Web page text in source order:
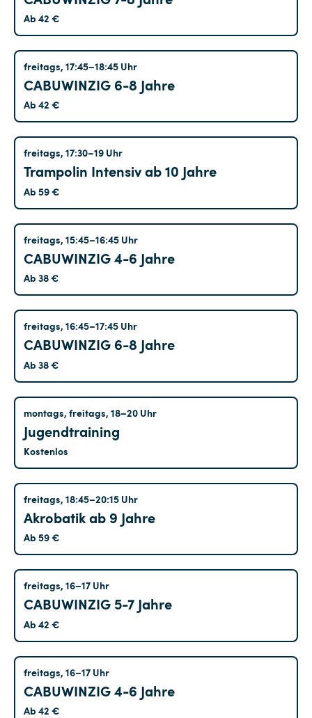
Ab 42 €
freitags, 17:45–18:45 Uhr
CABUWINZIG 6-8 Jahre
Ab 42 €
freitags, 17:30–19 Uhr
Trampolin Intensiv ab 10 Jahre
Ab 59 €
freitags, 15:45–16:45 Uhr
CABUWINZIG 4-6 Jahre
Ab 38 €
freitags, 16:45–17:45 Uhr
CABUWINZIG 6-8 Jahre
Ab 38 €
montags, freitags, 18–20 Uhr
Jugendtraining
Kostenlos
freitags, 18:45–20:15 Uhr
Akrobatik ab 9 Jahre
Ab 59 €
freitags, 16–17 Uhr
CABUWINZIG 5-7 Jahre
Ab 42 €
freitags, 16–17 Uhr
CABUWINZIG 4-6 Jahre
Ab 42 €